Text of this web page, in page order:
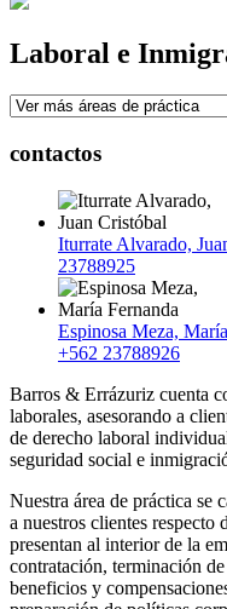
Laboral e
contactos
Iturrate Alvarado,
23788925
Espinosa Meza,
+562 23788926
Barros & Errázuriz cuenta
laborales, asesorando a
de derecho laboral
seguridad social e
Nuestra área de práctica se
a nuestros clientes respecto
presentan al interior de la
contratación, terminación
beneficios y